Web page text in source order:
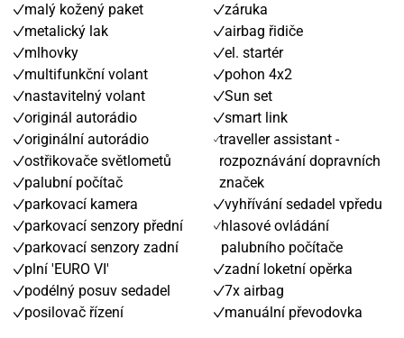
malý kožený paket
metalický lak
mlhovky
multifunkční volant
nastavitelný volant
originál autorádio
originální autorádio
ostřikovače světlometů
palubní počítač
parkovací kamera
parkovací senzory přední
parkovací senzory zadní
plní 'EURO VI'
podélný posuv sedadel
posilovač řízení
záruka
airbag řidiče
el. startér
pohon 4x2
Sun set
smart link
traveller assistant -
rozpoznávání dopravních
značek
vyhřívání sedadel vpředu
hlasové ovládání
palubního počítače
zadní loketní opěrka
7x airbag
manuální převodovka